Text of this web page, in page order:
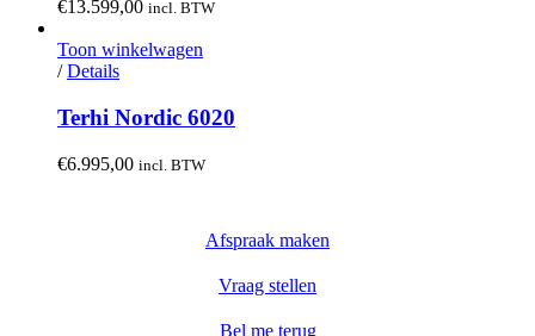
€13.599,00 incl. BTW
Toon winkelwagen
/ Details
Terhi Nordic 6020
€6.995,00 incl. BTW
Afspraak maken
Vraag stellen
Bel me terug